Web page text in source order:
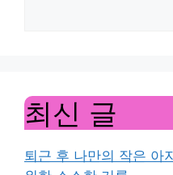
최신 글
퇴근 후 나만의 작은 아